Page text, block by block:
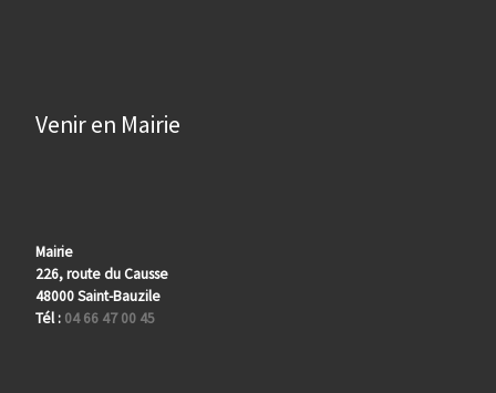
Venir en Mairie
Mairie
226, route du Causse
48000 Saint-Bauzile
Tél : 04 66 47 00 45